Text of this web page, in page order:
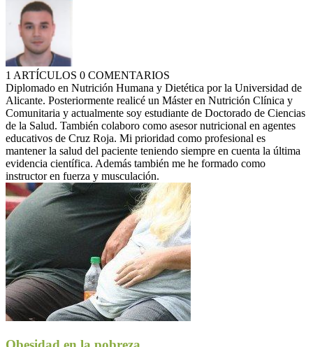
1 ARTÍCULOS 0 COMENTARIOS
Diplomado en Nutrición Humana y Dietética por la Universidad de
Alicante. Posteriormente realicé un Máster en Nutrición Clínica y
Comunitaria y actualmente soy estudiante de Doctorado de Ciencias
de la Salud. También colaboro como asesor nutricional en agentes
educativos de Cruz Roja. Mi prioridad como profesional es
mantener la salud del paciente teniendo siempre en cuenta la última
evidencia científica. Además también me he formado como
instructor en fuerza y musculación.